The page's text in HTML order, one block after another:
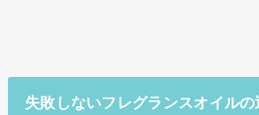
失敗しないフレグランスオイルの